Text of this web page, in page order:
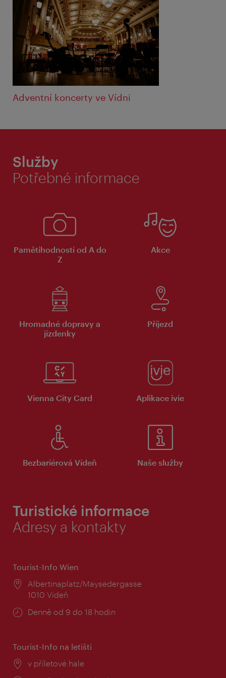
Adventní koncerty ve Vídni
Služby
Potřebné informace
Pamětihodnosti od A do
Z
Akce
Hromadné dopravy a
jízdenky
Příjezd
Vienna City Card Aplikace ivie
Bezbariérová Vídeň Naše služby
Turistické informace
Adresy a kontakty
Tourist-Info Wien
Místo:
Albertinaplatz/Maysedergasse
1010 Vídeň
Provozní
Denně od 9 do 18 hodin
Tourist-Info na letišti
Místo:
v příletové hale